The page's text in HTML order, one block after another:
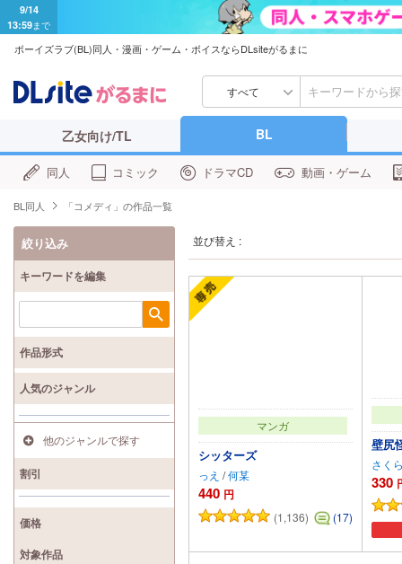
9/14
13:59まで
ボーイズラブ(BL)同人・漫画・ゲーム・ボイスならDLsiteがるまに
すべて
乙女向け/TL BL
同人 コミック ドラマCD 動画・ゲーム
BL同人 「コメディ」の作品一覧
並び替え :
マンガ
シッターズ
っえ /何某
440 円
(1,136)
(17)
壁尻
さく
330
絞り込み
キーワードを編集
検索
作品形式
人気のジャンル
他のジャンルで探す
割引
価格
対象作品